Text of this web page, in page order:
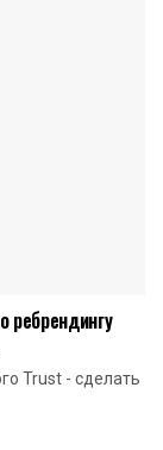
ребрендингу
Trust - сделать